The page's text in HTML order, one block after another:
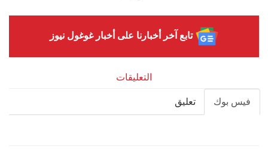
تابع آخر أخبارنا على أخبار غوغول نيوز
التعليقات
فيس بوك تعليق